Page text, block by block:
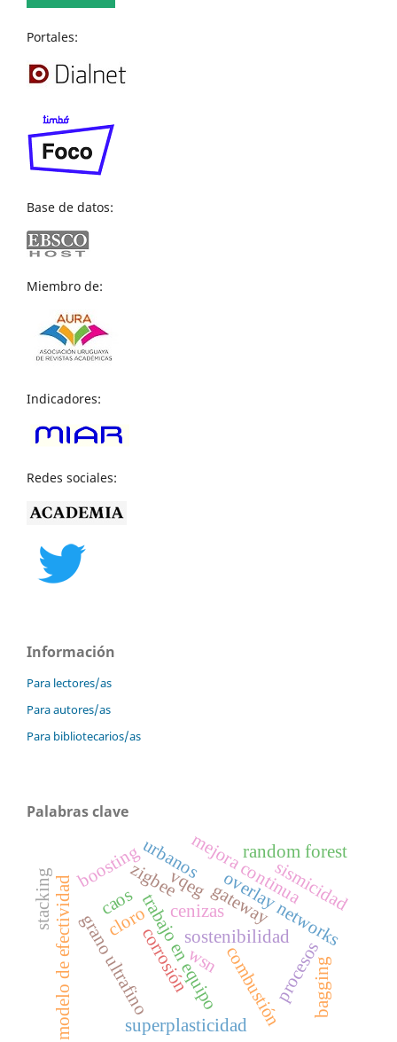
Portales:
Base de datos:
Miembro de:
Indicadores:
Redes sociales:
Información
Para lectores/as
Para autores/as
Para bibliotecarios/as
Palabras clave
sostenibilidad
trabajo en equipocombustión
cenizas
cloro
corrosiónwsn
gateway
overlay networks
zigbee
superplasticidad
grano ultrafino
mejora continua
modelo de efectividad procesos
boosting
bagging
random forest
stacking vqeg sismicidad
caos
urbanos